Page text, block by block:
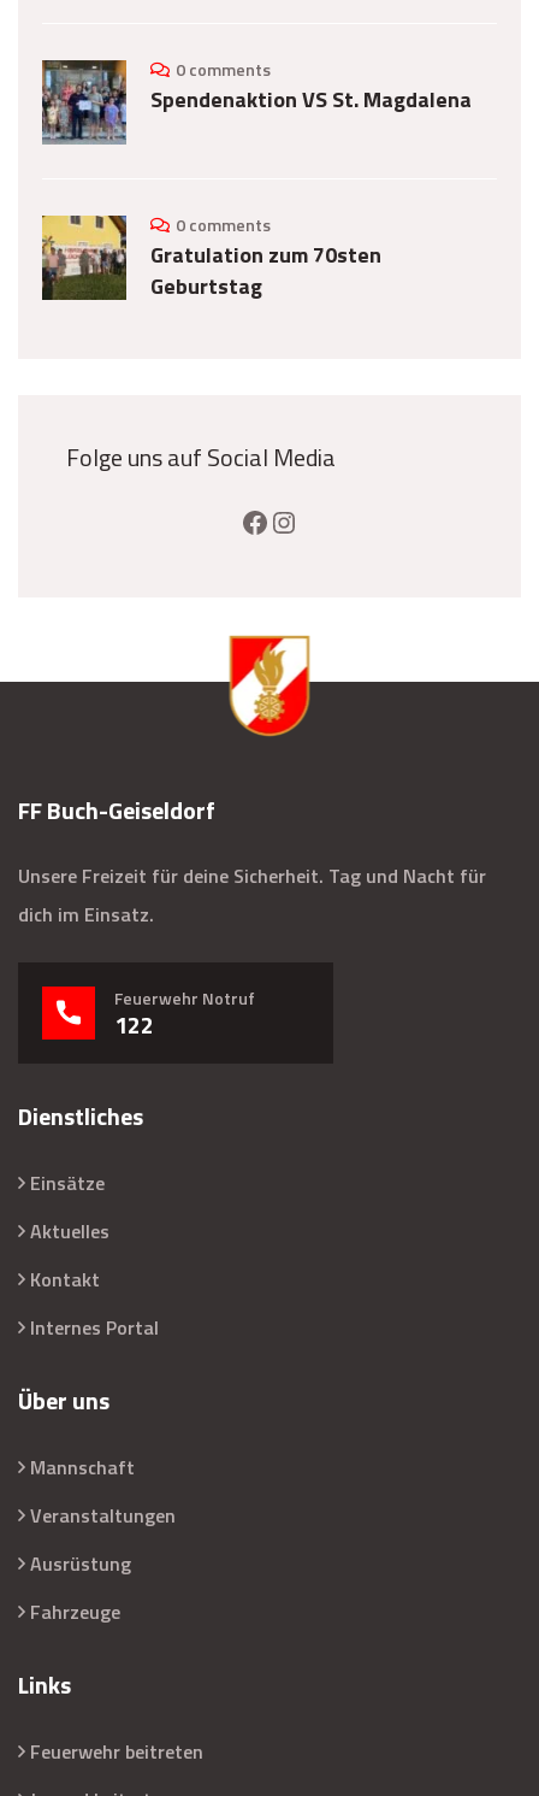
0 comments
Spendenaktion VS St. Magdalena
0 comments
Gratulation zum 70sten
Geburtstag
Folge uns auf Social Media
FF Buch-Geiseldorf
Unsere Freizeit für deine Sicherheit. Tag und Nacht für
dich im Einsatz.
Feuerwehr Notruf
122
Dienstliches
Einsätze
Aktuelles
Kontakt
Internes Portal
Über uns
Mannschaft
Veranstaltungen
Ausrüstung
Fahrzeuge
Links
Feuerwehr beitreten